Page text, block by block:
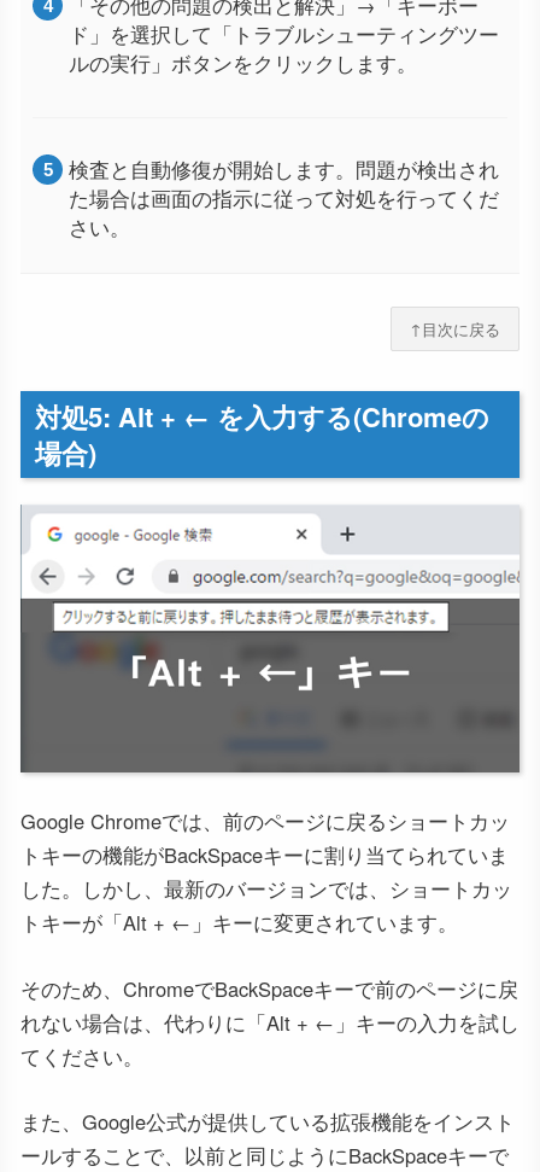
ド」を選択して「トラブルシューティングツー
ルの実行」ボタンをクリックします。
検査と自動修復が開始します。問題が検出され
た場合は画面の指示に従って対処を行ってくだ
さい。
↑目次に戻る
対処5: Alt + ← を入力する(Chromeの
場合)
Google Chromeでは、前のページに戻るショートカッ
トキーの機能がBackSpaceキーに割り当てられていま
した。しかし、最新のバージョンでは、ショートカッ
トキーが「Alt + ←」キーに変更されています。
そのため、ChromeでBackSpaceキーで前のページに戻
れない場合は、代わりに「Alt + ←」キーの入力を試し
てください。
また、Google公式が提供している拡張機能をインスト
ールすることで、以前と同じようにBackSpaceキーで